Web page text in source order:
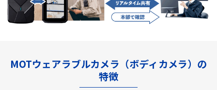
MOTウェアラブルカメラ（ボディカメラ）の
特徴